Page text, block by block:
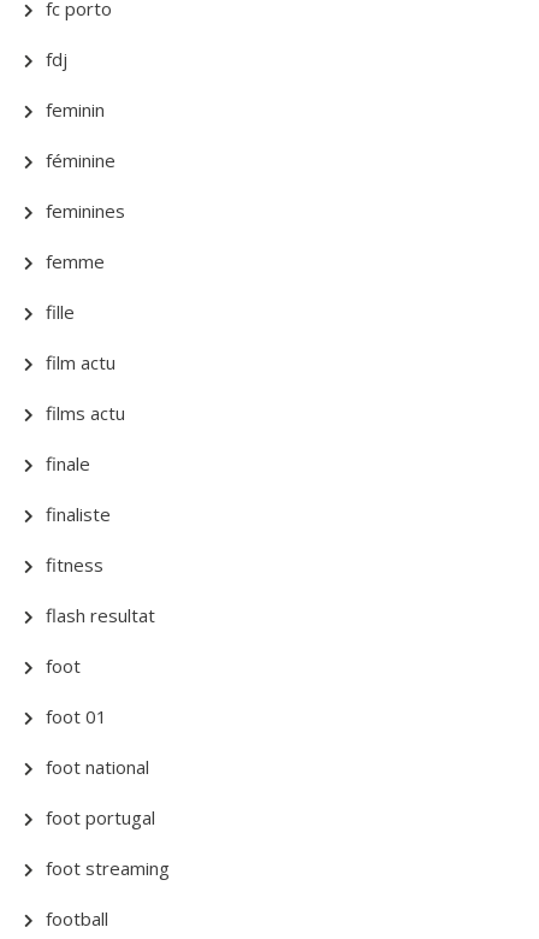
fc porto
fdj
feminin
féminine
feminines
femme
fille
film actu
films actu
finale
finaliste
fitness
flash resultat
foot
foot 01
foot national
foot portugal
foot streaming
football